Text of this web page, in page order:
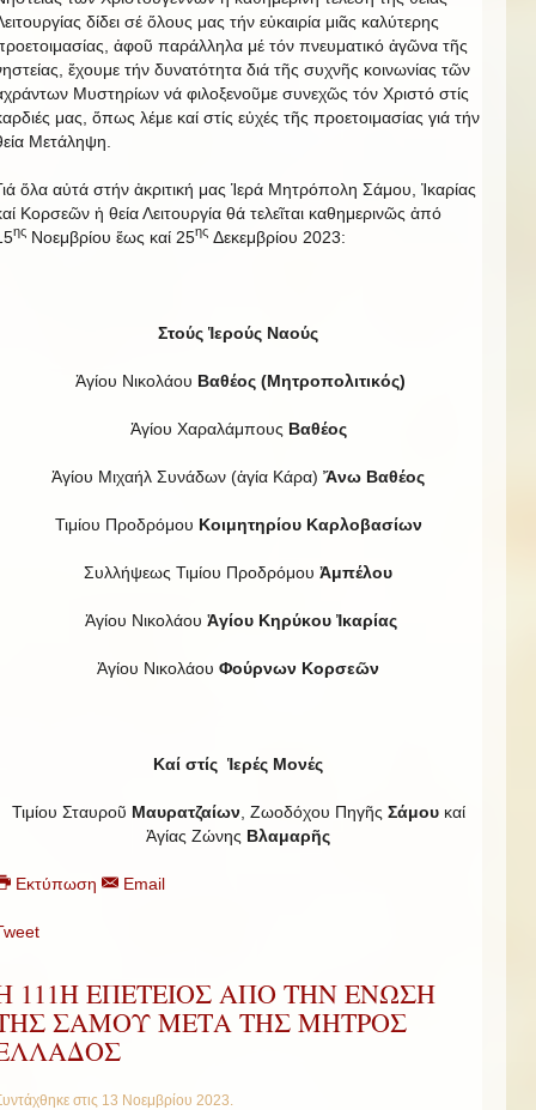
δίδει σέ ὅλους μας τήν εὐκαιρία μιᾶς καλύτερης
ἀφοῦ παράλληλα μέ τόν πνευματικό ἀγῶνα τῆς
ἔχουμε τήν δυνατότητα διά τῆς συχνῆς κοινωνίας τῶν
Μυστηρίων νά φιλοξενοῦμε συνεχῶς τόν Χριστό στίς
μας, ὅπως λέμε καί στίς εὐχές τῆς προετοιμασίας γιά τήν
Μετάληψη.
ὅλα αὐτά στήν ἀκριτική μας Ἱερά Μητρόπολη Σάμου, Ἰκαρίας
Κορσεῶν ἡ θεία Λειτουργία θά τελεῖται καθημερινῶς ἀπό
ης Νοεμβρίου ἕως καί 25ης Δεκεμβρίου 2023:
Στούς Ἱερούς Ναούς
Ἁγίου Νικολάου Βαθέος (Μητροπολιτικός)
Ἁγίου Χαραλάμπους Βαθέος
Ἁγίου Μιχαήλ Συνάδων (ἁγία Κάρα) Ἄνω Βαθέος
Τιμίου Προδρόμου Κοιμητηρίου Καρλοβασίων
Συλλήψεως Τιμίου Προδρόμου Ἀμπέλου
Ἁγίου Νικολάου Ἁγίου Κηρύκου Ἰκαρίας
Ἁγίου Νικολάου Φούρνων Κορσεῶν
Καί στίς Ἱερές Μονές
Τιμίου Σταυροῦ Μαυρατζαίων, Ζωοδόχου Πηγῆς Σάμου καί
Ἁγίας Ζώνης Βλαμαρῆς
Εκτύπωση Email
111Η ΕΠΕΤΕΙΟΣ ΑΠΟ ΤΗΝ ΕΝΩΣΗ
ΣΑΜΟΥ ΜΕΤΑ ΤΗΣ ΜΗΤΡΟΣ
στις 13 Νοεμβρίου 2023